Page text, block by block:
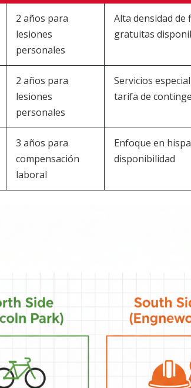
2 años para
lesiones
personales
Alta densidad de
gratuitas
2 años para
lesiones
personales
Servicios
tarifa de
3 años para
compensación
laboral
Enfoque en
disponibilidad